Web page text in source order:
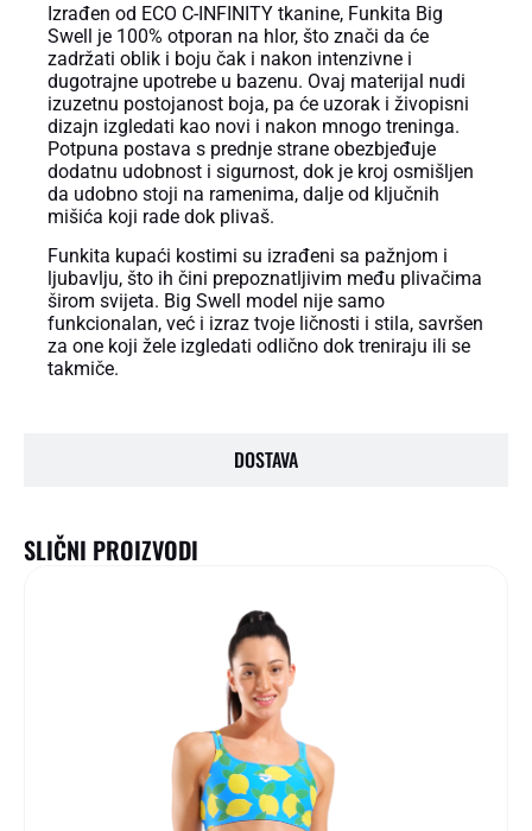
DOSTAVA
Izrađen od ECO C-INFINITY tkanine, Funkita Big
Swell je 100% otporan na hlor, što znači da će
zadržati oblik i boju čak i nakon intenzivne i
dugotrajne upotrebe u bazenu. Ovaj materijal nudi
izuzetnu postojanost boja, pa će uzorak i živopisni
dizajn izgledati kao novi i nakon mnogo treninga.
Potpuna postava s prednje strane obezbjeđuje
dodatnu udobnost i sigurnost, dok je kroj osmišljen
da udobno stoji na ramenima, dalje od ključnih
mišića koji rade dok plivaš.
Funkita kupaći kostimi su izrađeni sa pažnjom i
ljubavlju, što ih čini prepoznatljivim među plivačima
širom svijeta. Big Swell model nije samo
funkcionalan, već i izraz tvoje ličnosti i stila, savršen
za one koji žele izgledati odlično dok treniraju ili se
takmiče.
SLIČNI PROIZVODI